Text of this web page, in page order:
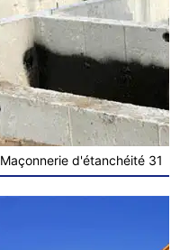
Maçonnerie d'étanchéité 31